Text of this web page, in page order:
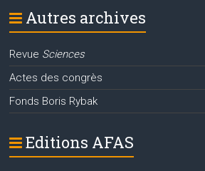
Autres archives
Revue Sciences
Actes des congrès
Fonds Boris Rybak
Editions AFAS